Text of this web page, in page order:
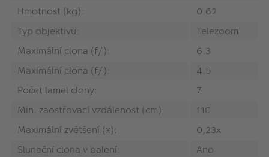
Hmotnost (kg):
0.62
Typ objektivu:
Telezoom
Maximální clona (f/):
6.3
Maximální clona (f/):
4.5
Počet lamel clony:
7
Min. zaostřovací vzdálenost (cm):
110
Maximální zvětšení (x):
0,23x
Sluneční clona v balení:
Ano